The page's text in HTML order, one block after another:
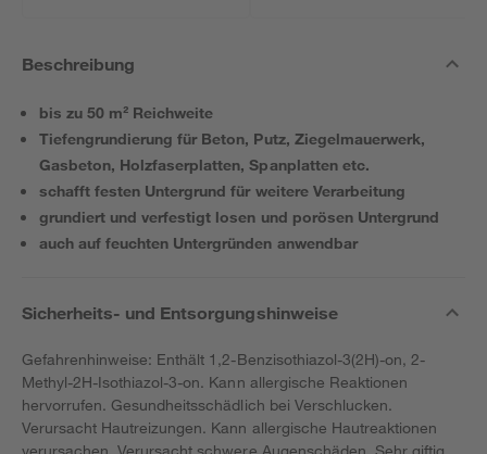
Beschreibung
bis zu 50 m² Reichweite
Tiefengrundierung für Beton, Putz, Ziegelmauerwerk,
Gasbeton, Holzfaserplatten, Spanplatten etc.
schafft festen Untergrund für weitere Verarbeitung
grundiert und verfestigt losen und porösen Untergrund
auch auf feuchten Untergründen anwendbar
Sicherheits- und Entsorgungshinweise
Gefahrenhinweise: Enthält 1,2-Benzisothiazol-3(2H)-on, 2-
Methyl-2H-Isothiazol-3-on. Kann allergische Reaktionen
hervorrufen. Gesundheitsschädlich bei Verschlucken.
Verursacht Hautreizungen. Kann allergische Hautreaktionen
verursachen. Verursacht schwere Augenschäden. Sehr giftig